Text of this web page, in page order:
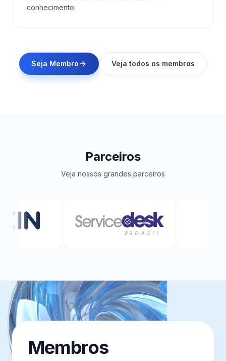
conhecimento.
Seja Membro Veja todos os membros
Parceiros
Veja nossos grandes parceiros
Membros